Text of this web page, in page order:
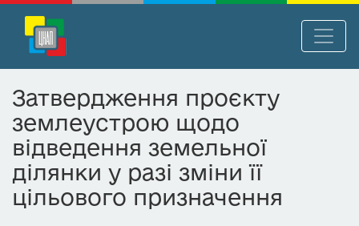
е
й
и
д
о
Затвердження проєкту
землеустрою щодо
відведення земельної
ділянки у разі зміни її
цільового призначення